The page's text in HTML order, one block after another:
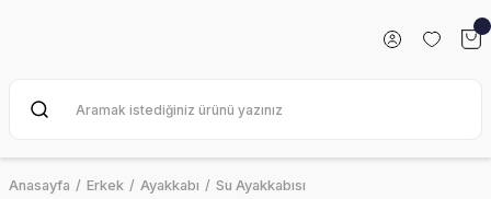
Anasayfa Erkek Ayakkabı Su Ayakkabısı